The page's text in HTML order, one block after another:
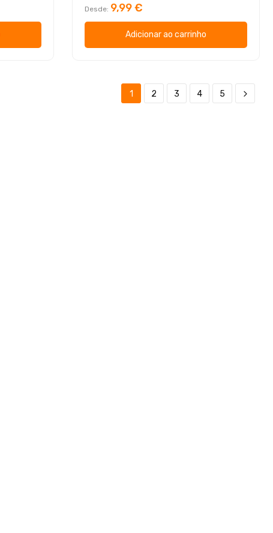
Desde 9,99 €
Adicionar ao carrinho
1 2 3 4 5